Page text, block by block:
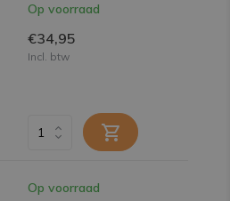
Op voorraad
€34,95
Incl. btw
Op voorraad